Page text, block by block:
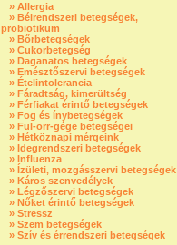
» Allergia
» Bélrendszeri betegségek,
probiotikum
» Bőrbetegségek
» Cukorbetegség
» Daganatos betegségek
» Emésztőszervi betegségek
» Ételintolerancia
» Fáradtság, kimerültség
» Férfiakat érintő betegségek
» Fog és ínybetegségek
» Fül-orr-gége betegségei
» Hétköznapi mérgeink
» Idegrendszeri betegségek
» Influenza
» Ízületi, mozgásszervi betegségek
» Káros szenvedélyek
» Légzőszervi betegségek
» Nőket érintő betegségek
» Stressz
» Szem betegségek
» Szív és érrendszeri betegségek